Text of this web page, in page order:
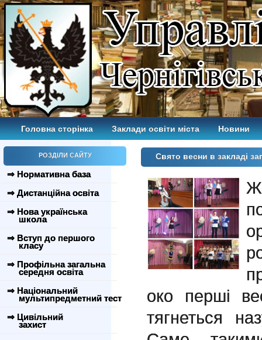
Головна сторінка Заклади освіти міста Новини
РОЗДІЛИ САЙТУ
⇒ Нормативна база
⇒ Дистанційна освіта
⇒ Нова українська
школа
⇒ Вступ до першого
класу
⇒ Профільна загальна
середня освіта
⇒ Національний
мультипредметний тест
⇒ Цивільний
захист
Свято весни в закладі
око перші
тягнеться